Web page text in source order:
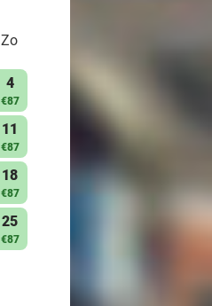
Zo
4
€87
11
€87
18
€87
25
€87